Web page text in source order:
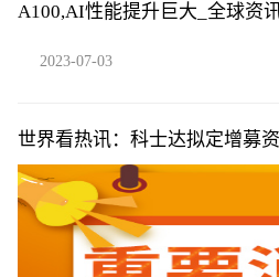
A100,AI性能提升巨大_全球资
2023-07-03
世界看热讯：科士达拟定增募
股价涨3.85%